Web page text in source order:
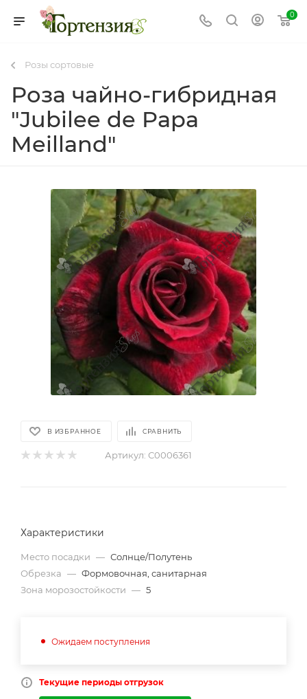
0
Розы сортовые
Роза чайно-гибридная
"Jubilee de Papa
Meilland"
В ИЗБРАННОЕ СРАВНИТЬ
Артикул: С0006361
Характеристики
Место посадки — Солнце/Полутень
Обрезка — Формовочная, санитарная
Зона морозостойкости — 5
Ожидаем поступления
Текущие периоды отгрузок